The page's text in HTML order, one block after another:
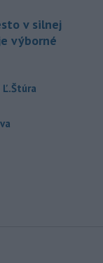
v silnej
výborné
Ľ.Štúra